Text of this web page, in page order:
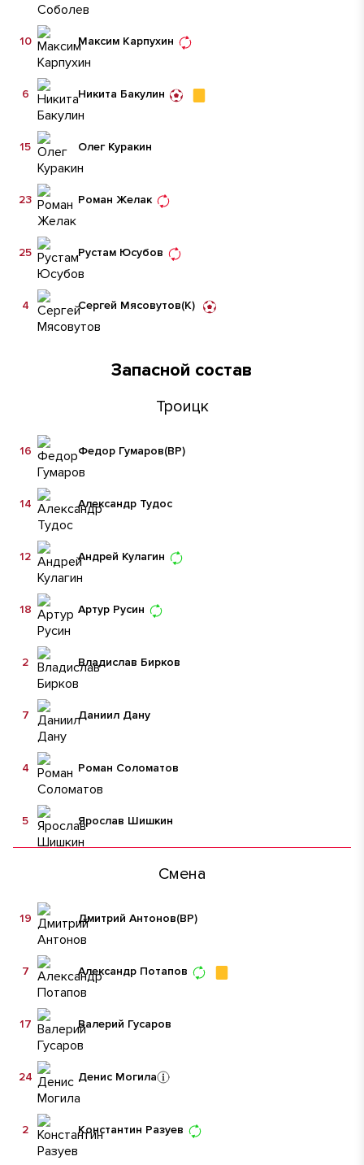
Максим Карпухин
10
Никита Бакулин
6
Олег Куракин
15
Роман Желак
23
Рустам Юсубов
25
Сергей Мясовутов(К)
4
Запасной состав
Троицк
Федор Гумаров(ВР)
16
Александр Тудос
14
Андрей Кулагин
12
Артур Русин
18
Владислав Бирков
2
Даниил Дану
7
Роман Соломатов
4
Ярослав Шишкин
5
Смена
Дмитрий Антонов(ВР)
19
Александр Потапов
7
Валерий Гусаров
17
Денис Могила
24
Константин Разуев
2